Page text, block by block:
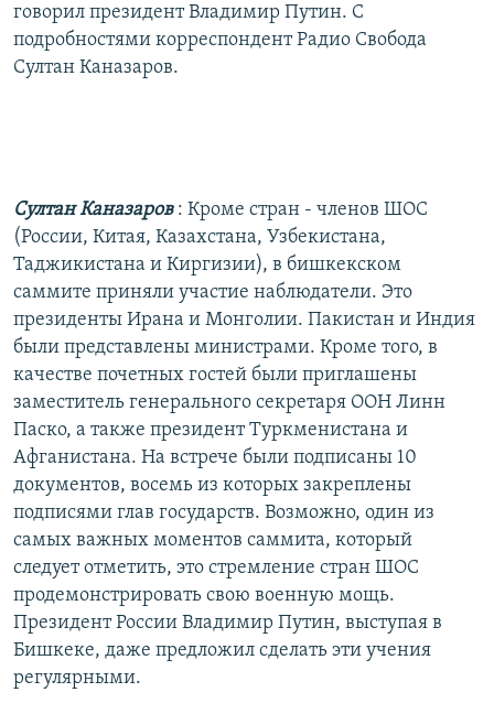
говорил президент Владимир Путин. С
подробностями корреспондент Радио Свобода
Султан Каназаров.
Султан Каназаров : Кроме стран - членов ШОС
(России, Китая, Казахстана, Узбекистана,
Таджикистана и Киргизии), в бишкекском
саммите приняли участие наблюдатели. Это
президенты Ирана и Монголии. Пакистан и Индия
были представлены министрами. Кроме того, в
качестве почетных гостей были приглашены
заместитель генерального секретаря ООН Линн
Паско, а также президент Туркменистана и
Афганистана. На встрече были подписаны 10
документов, восемь из которых закреплены
подписями глав государств. Возможно, один из
самых важных моментов саммита, который
следует отметить, это стремление стран ШОС
продемонстрировать свою военную мощь.
Президент России Владимир Путин, выступая в
Бишкеке, даже предложил сделать эти учения
регулярными.